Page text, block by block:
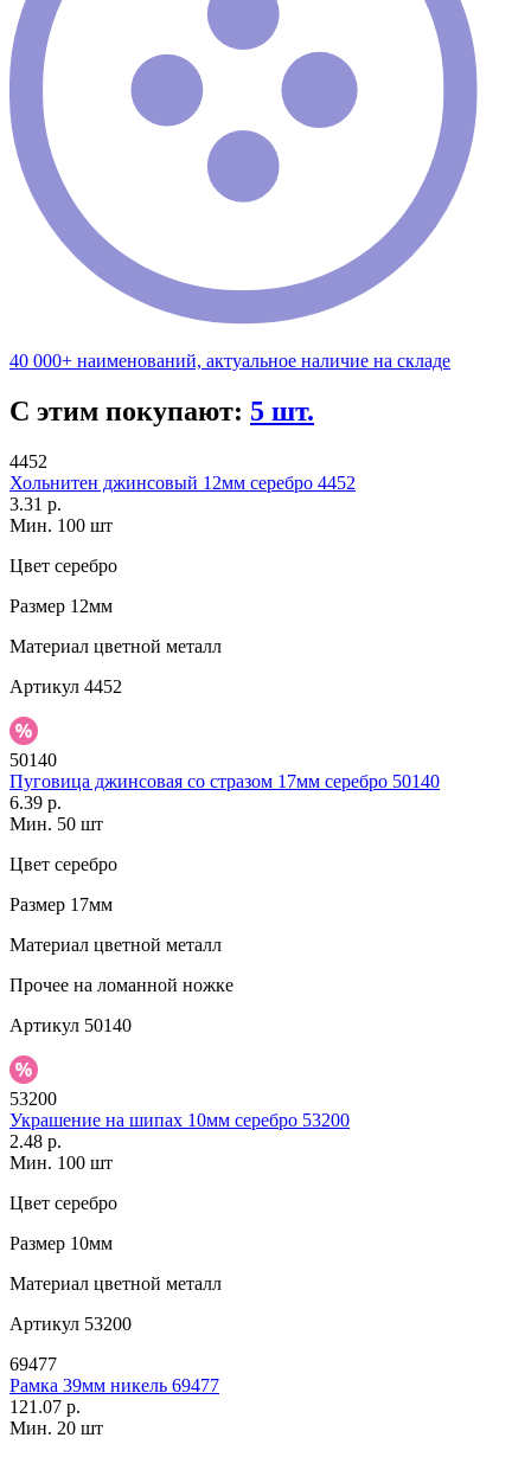
40 000+ наименований, актуальное наличие на складе
С этим покупают: 5 шт.
4452
Хольнитен джинсовый 12мм серебро 4452
3.31 р.
Мин. 100 шт
Цвет серебро
Размер 12мм
Материал цветной металл
Артикул 4452
50140
Пуговица джинсовая со стразом 17мм серебро 50140
6.39 р.
Мин. 50 шт
Цвет серебро
Размер 17мм
Материал цветной металл
Прочее на ломанной ножке
Артикул 50140
53200
Украшение на шипах 10мм серебро 53200
2.48 р.
Мин. 100 шт
Цвет серебро
Размер 10мм
Материал цветной металл
Артикул 53200
69477
Рамка 39мм никель 69477
121.07 р.
Мин. 20 шт